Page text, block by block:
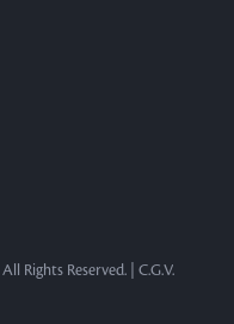
Rights Reserved. | C.G.V.